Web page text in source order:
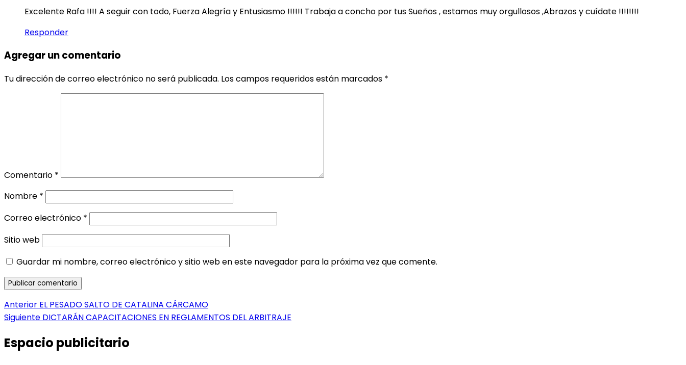
Excelente Rafa !!!! A seguir con todo, Fuerza Alegría y Entusiasmo !!!!!! Trabaja a concho por tus Sueños , estamos muy orgullosos ,Abrazos y cuídate !!!!!!!!
Responder
Agregar un comentario
Tu dirección de correo electrónico no será publicada. Los campos requeridos están marcados *
Comentario *
Nombre *
Correo electrónico *
Sitio web
Guardar mi nombre, correo electrónico y sitio web en este navegador para la próxima vez que comente.
Navegación
de
entradas
Anterior Entrada
anterior:
EL PESADO SALTO DE CATALINA CÁRCAMO
Siguiente Entrada
DICTARÁN CAPACITACIONES EN REGLAMENTOS DEL ARBITRAJE
Espacio publicitario